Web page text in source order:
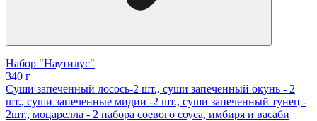
Набор "Наутилус"
340 г
Суши запеченный лосось-2 шт., суши запеченный окунь - 2
шт., суши запеченные мидии -2 шт., суши запеченный тунец -
2шт., моцарелла - 2 набора соевого соуса, имбиря и васаби